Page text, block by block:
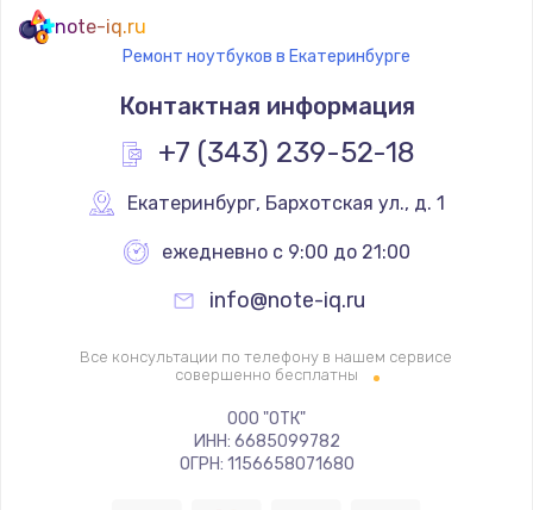
Замена системы охлаждения
1200 руб.
Заказать
Замена термопасты
1290 руб.
Заказать
Замена экрана
note-iq.ru
Ремонт ноутбуков в Екатеринбурге
Контактная информация
+7 (343) 239-52-18
Екатеринбург, Бархотская ул., д. 1
ежедневно с 9:00 до 21:00
info@note-iq.ru
Все консультации по телефону в нашем сервисе
совершенно бесплатны
ООО "ОТК"
ИНН: 6685099782
ОГРН: 1156658071680